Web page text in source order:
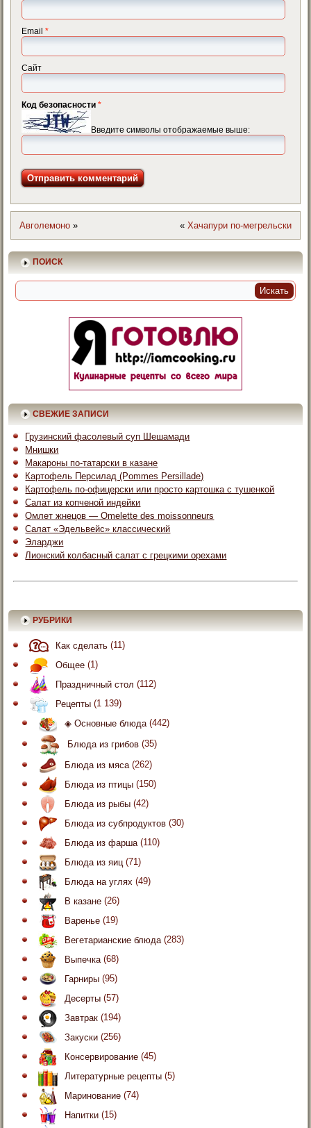
Email*
Сайт
Код безопасности*
Введите символы отображаемые выше:
Авголемоно » « Хачапури по-мегрельски
ПОИСК
СВЕЖИЕ ЗАПИСИ
Грузинский фасолевый суп Шешамади
Мнишки
Макароны по-татарски в казане
Картофель Персилад (Pommes Persillade)
Картофель по-офицерски или просто картошка с тушенкой
Салат из копченой индейки
Омлет жнецов — Omelette des moissonneurs
Салат «Эдельвейс» классический
Эларджи
Лионский колбасный салат с грецкими орехами
РУБРИКИ
Как сделать (11)
Общее (1)
Праздничный стол (112)
Рецепты (1 139)
◈ Основные блюда (442)
Блюда из грибов (35)
Блюда из мяса (262)
Блюда из птицы (150)
Блюда из рыбы (42)
Блюда из субпродуктов (30)
Блюда из фарша (110)
Блюда из яиц (71)
Блюда на углях (49)
В казане (26)
Варенье (19)
Вегетарианские блюда (283)
Выпечка (68)
Гарниры (95)
Десерты (57)
Завтрак (194)
Закуски (256)
Консервирование (45)
Литературные рецепты (5)
Маринование (74)
Напитки (15)